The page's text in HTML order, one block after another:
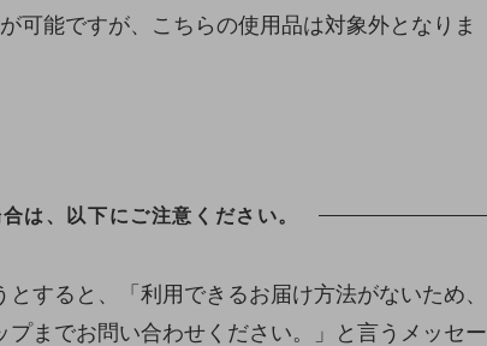
可能ですが、こちらの使用品は対象外となりま
は、以下にご注意ください。
すると、「利用できるお届け方法がないため、
までお問い合わせください。」と言うメッセー